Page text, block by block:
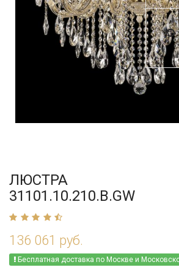
ЛЮСТРА
31101.10.210.B.GW
136 061 руб.
Бесплатная доставка по Москве и